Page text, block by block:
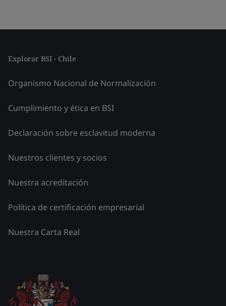
Explorar BSI - Chile
Organismo Nacional de Normalización
Cumplimiento y ética en BSI
Declaración sobre esclavitud moderna
Nuestros clientes y socios
Nuestra acreditación
Política de certificación empresarial
Nuestra Carta Real